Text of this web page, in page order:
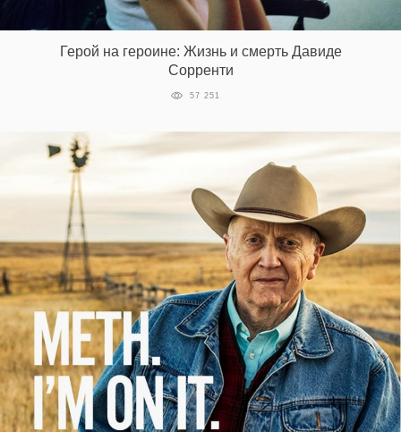
Герой на героине: Жизнь и смерть Давиде
Сорренти
57 251